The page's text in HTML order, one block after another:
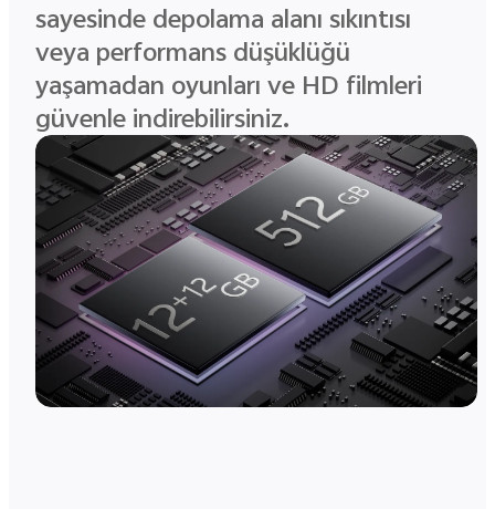
sayesinde depolama alanı sıkıntısı
veya performans düşüklüğü
yaşamadan oyunları ve HD filmleri
güvenle indirebilirsiniz.